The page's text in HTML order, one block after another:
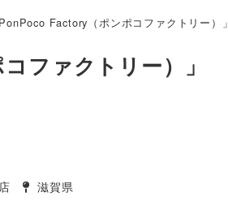
Factory（ポンポコファクトリー）」
ファクトリー）」
タグ
滋賀県